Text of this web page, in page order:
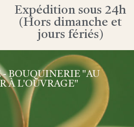
Expédition sous 24h
(Hors dimanche et
jours fériés)
BOUQUINERIE "AU
À L'OUVRAGE"